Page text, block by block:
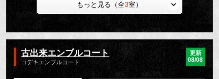
もっと見る（全3室）
古出来エンブルコート
コデキエンブルコート
更新
08/08